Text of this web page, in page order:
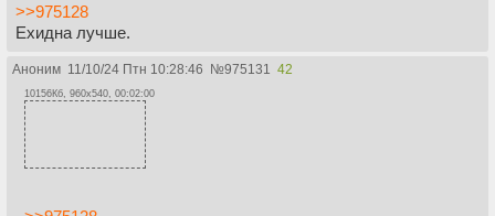
>>975128
Ехидна лучше.
Аноним 11/10/24 Птн 10:28:46 №975131 42
10156Кб, 960x540, 00:02:00